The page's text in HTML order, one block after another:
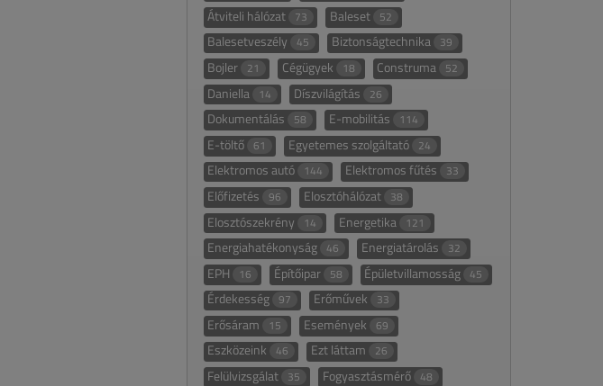
Átviteli hálózat 73 Baleset 52
Balesetveszély 45 Biztonságtechnika 39
Bojler 21 Cégügyek 18 Construma 52
Daniella 14 Díszvilágítás 26
Dokumentálás 58 E-mobilitás 114
E-töltő 61 Egyetemes szolgáltató 24
Elektromos autó 144 Elektromos fűtés 33
Előfizetés 96 Elosztóhálózat 38
Elosztószekrény 14 Energetika 121
Energiahatékonyság 46 Energiatárolás 32
EPH 16 Építőipar 58 Épületvillamosság 45
Érdekesség 97 Erőművek 33
Erősáram 15 Események 69
Eszközeink 46 Ezt láttam 26
Felülvizsgálat 35 Fogyasztásmérő 48